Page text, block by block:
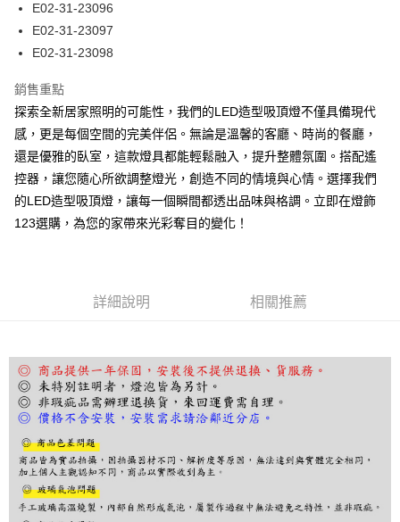
【關於「AFTEE先享後付」】
AFTEE先享後付是「在收到商品之後才付款」的支付方式。 讓您購物簡單
１．簡單：不需註冊會員、不需綁卡、不需儲值。
３．安心：先確認商品／服務後，再付款。
１．於結帳方式選擇「AFTEE先享後付」後，將跳轉至「AFTEE先享後付」
結帳頁面，進行簡訊認證並確認金額後，即可完成結帳。
２．訂單成立數日內，您將收到繳費通知簡訊。
３．收到繳費通知簡訊後14天內，點擊此簡訊中的連結，可透過四大超商／
ATM／網路銀行／等多元方式進行付款，方視為交易完成。
※ 請注意：結帳手續完成當下不需立刻繳費，但若您需要取消訂單，請聯絡
客戶支援中心」https://netprotections.freshdesk.com/support/home
易，需依本服務之必要範圍內提供個人資料，並將交易相關給付款項請求債
權轉讓予恩沛科技股份有限公司。
２．關於個人資料處理事宜，請瀏覽以下網址：
https://aftee.tw/terms/#terms3
３．未成年的使用者請事先徵得法定代理人或監護人之同意方可使用
「AFTEE先享後付」，若未經同意申辦者引起之損失，本公司不負相關責
任。
４．使用「AFTEE先享後付」時，將依據個別帳號之用戶狀況，依本公司即
時審查核予不同之上限額度；若仍有額度不足之情形，本公司將視審查結果
請求用戶進行身份認證。
ATM付款
宅配
每筆NT$180，滿NT$5,000(含以上)免運費
E02-31-23096
E02-31-23097
E02-31-23098
銷售重點
探索全新居家照明的可能性，我們的LED造型吸頂燈不僅具備現代
感，更是每個空間的完美伴侶。無論是溫馨的客廳、時尚的餐廳，
還是優雅的臥室，這款燈具都能輕鬆融入，提升整體氛圍。搭配遙
控器，讓您隨心所欲調整燈光，創造不同的情境與心情。選擇我們
的LED造型吸頂燈，讓每一個瞬間都透出品味與格調。立即在燈飾
123選購，為您的家帶來光彩奪目的變化！
詳細說明 相關推薦